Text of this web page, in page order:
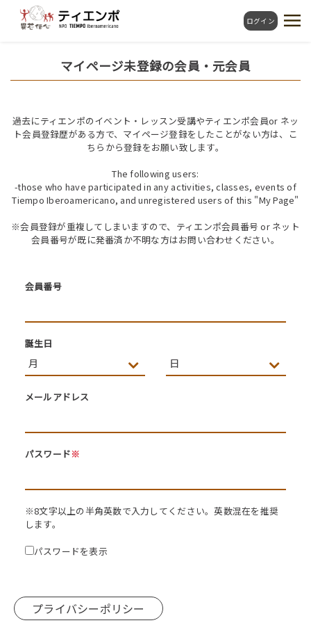
ログイン
マイページ未登録の会員・元会員
過去にティエンポのイベント・レッスン受講やティエンポ会員or ネッ
ト会員登録歴がある方で、マイページ登録をしたことがない方は、こ
ちらから登録をお願い致します。
The following users:
-those who have participated in any activities, classes, events of
Tiempo Iberoamericano, and unregistered users of this "My Page"
※会員登録が重複してしまいますので、ティエンポ会員番号 or ネット
会員番号が既に発番済か不明な方はお問い合わせください。
会員番号
誕生日
メールアドレス
パスワード※
※8文字以上の半角英数で入力してください。英数混在を推奨
します。
パスワードを表示
プライバシーポリシー